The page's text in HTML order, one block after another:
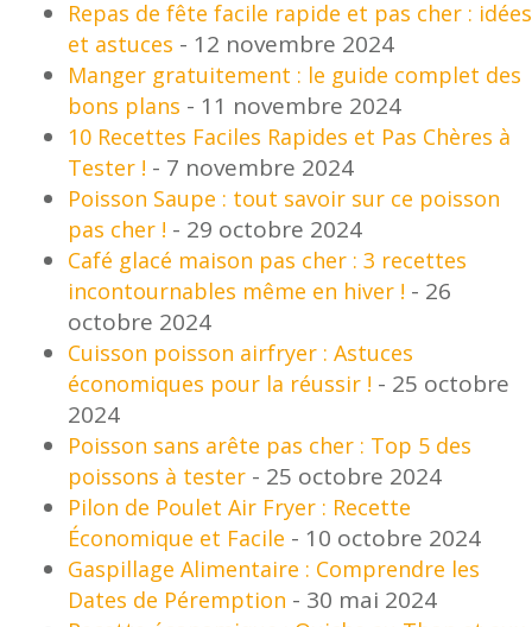
Repas de fête facile rapide et pas cher : idées
et astuces - 12 novembre 2024
Manger gratuitement : le guide complet des
bons plans - 11 novembre 2024
10 Recettes Faciles Rapides et Pas Chères à
Tester ! - 7 novembre 2024
Poisson Saupe : tout savoir sur ce poisson
pas cher ! - 29 octobre 2024
Café glacé maison pas cher : 3 recettes
incontournables même en hiver ! - 26
octobre 2024
Cuisson poisson airfryer : Astuces
économiques pour la réussir ! - 25 octobre
2024
Poisson sans arête pas cher : Top 5 des
poissons à tester - 25 octobre 2024
Pilon de Poulet Air Fryer : Recette
Économique et Facile - 10 octobre 2024
Gaspillage Alimentaire : Comprendre les
Dates de Péremption - 30 mai 2024